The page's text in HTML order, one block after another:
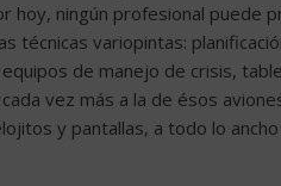
hoy, ningún profesional puede
técnicas variopintas:
equipos de manejo de crisis,
vez más a la de ésos
y pantallas, a todo lo